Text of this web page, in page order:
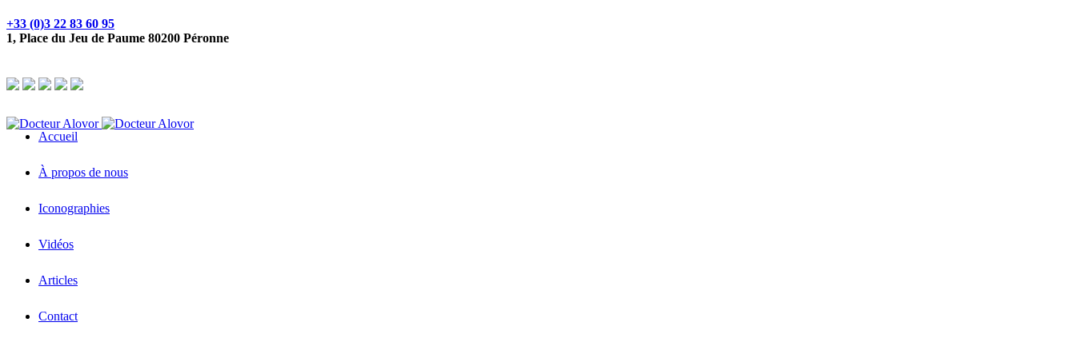
+33 (0)3 22 83 60 95
1, Place du Jeu de Paume 80200 Péronne
Accueil
À propos de nous
Iconographies
Vidéos
Articles
Contact